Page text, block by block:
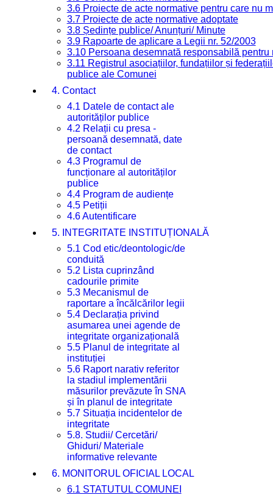
3.6 Proiecte de acte normative pentru care nu
3.7 Proiecte de acte normative adoptate
3.8 Ședințe publice/ Anunțuri/ Minute
3.9 Rapoarte de aplicare a Legii nr. 52/2003
3.10 Persoana desemnată responsabilă
3.11 Registrul asociațiilor, fundațiilor și
publice ale Comunei
4. Contact
4.1 Datele de contact ale
autorităților publice
4.2 Relații cu presa -
persoană desemnată, date
de contact
4.3 Programul de
funcționare al autorităților
publice
4.4 Program de audiențe
4.5 Petiții
4.6 Autentificare
5. INTEGRITATE INSTITUȚIONALĂ
5.1 Cod etic/deontologic/de
conduită
5.2 Lista cuprinzând
cadourile primite
5.3 Mecanismul de
raportare a încălcărilor legii
5.4 Declarația privind
asumarea unei agende de
integritate organizațională
5.5 Planul de integritate al
instituției
5.6 Raport narativ referitor
la stadiul implementării
măsurilor prevăzute în SNA
și în planul de integritate
5.7 Situația incidentelor de
integritate
5.8. Studii/ Cercetări/
Ghiduri/ Materiale
informative relevante
6. MONITORUL OFICIAL LOCAL
6.1 STATUTUL COMUNEI